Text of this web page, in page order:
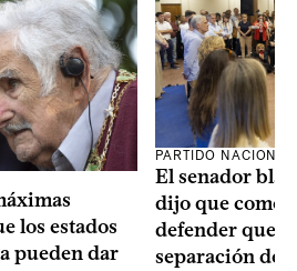
los estados
pueden dar
PARTIDO NACIONAL
El senador
dijo que como
defender que
separación de